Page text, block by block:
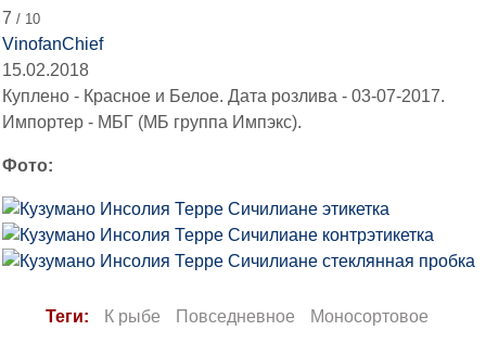
7 / 10
VinofanChief
15.02.2018
Куплено - Красное и Белое. Дата розлива - 03-07-2017.
Импортер - МБГ (МБ группа Импэкс).
Фото:
Теги: К рыбе Повседневное Моносортовое